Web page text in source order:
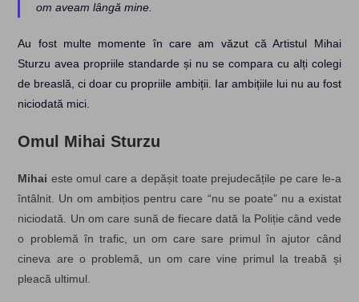
om aveam lângă mine.
Au fost multe momente în care am văzut că Artistul Mihai
Sturzu avea propriile standarde și nu se compara cu alți colegi
de breaslă, ci doar cu propriile ambiții. Iar ambițiile lui nu au fost
niciodată mici.
Omul Mihai Sturzu
Mihai este omul care a depășit toate prejudecățile pe care le-a
întâlnit. Un om ambițios pentru care “nu se poate” nu a existat
niciodată. Un om care sună de fiecare dată la Poliție când vede
o problemă în trafic, un om care sare primul în ajutor când
cineva are o problemă, un om care vine primul la treabă și
pleacă ultimul.